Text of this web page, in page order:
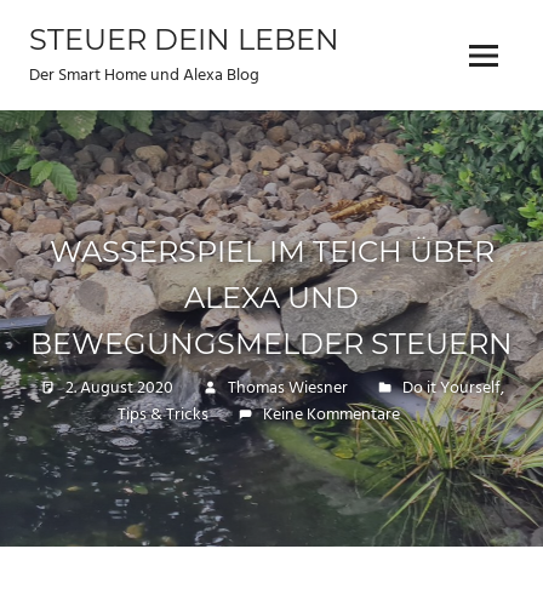
Inhalt
springen
STEUER DEIN LEBEN
Der Smart Home und Alexa Blog Menu
WASSERSPIEL IM TEICH ÜBER
ALEXA UND
BEWEGUNGSMELDER STEUERN
2. August 2020 Thomas Wiesner Do it Yourself,
Tips & Tricks
Keine Kommentare